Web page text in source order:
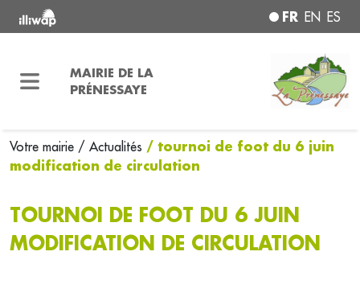
FR EN ES
MAIRIE DE LA
PRÉNESSAYE
Votre mairie / Actualités / tournoi de foot du 6 juin
modification de circulation
TOURNOI DE FOOT DU 6 JUIN
MODIFICATION DE CIRCULATION